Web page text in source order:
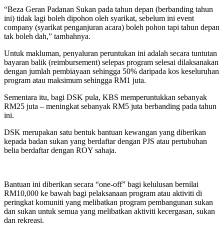
“Beza Geran Padanan Sukan pada tahun depan (berbanding tahun
ini) tidak lagi boleh dipohon oleh syarikat, sebelum ini event
company (syarikat penganjuran acara) boleh pohon tapi tahun depan
tak boleh dah,” tambahnya.
Untuk makluman, penyaluran peruntukan ini adalah secara tuntutan
bayaran balik (reimbursement) selepas program selesai dilaksanakan
dengan jumlah pembiayaan sehingga 50% daripada kos keseluruhan
program atau maksimum sehingga RM1 juta.
Sementara itu, bagi DSK pula, KBS memperuntukkan sebanyak
RM25 juta – meningkat sebanyak RM5 juta berbanding pada tahun
ini.
DSK merupakan satu bentuk bantuan kewangan yang diberikan
kepada badan sukan yang berdaftar dengan PJS atau pertubuhan
belia berdaftar dengan ROY sahaja.
Bantuan ini diberikan secara “one-off” bagi kelulusan bernilai
RM10,000 ke bawah bagi pelaksanaan program atau aktiviti di
peringkat komuniti yang melibatkan program pembangunan sukan
dan sukan untuk semua yang melibatkan aktiviti kecergasan, sukan
dan rekreasi.